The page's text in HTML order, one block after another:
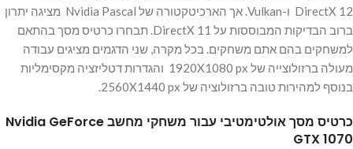
DirectX 12 ו-Vulkan. אך הארכיטקטורה של Nvidia Pascal מציגה יתרון
ברוב הבדיקות המבוססות על DirectX 11. תבחרו כרטיס מסך בהתאם
למשחקים בהם אתם משחקים. בכל מקרה, שני הדגמים מציגים עבודה
מעולה ברזולוצייה של 1920X1080 px והגדרות דטליזציה מקסימליות
בנוסף למהירות טובה ברזולוציה של 2560X1440 px.
כרטיס מסך אולטימטיבי עבור משחקי מחשב Nvidia GeForce
GTX 1070